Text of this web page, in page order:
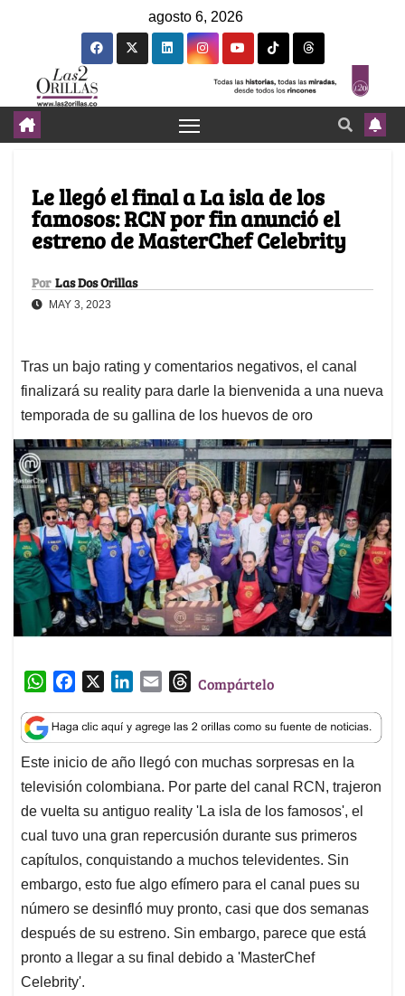
agosto 6, 2026
Le llegó el final a La isla de los
famosos: RCN por fin anunció el
estreno de MasterChef Celebrity
Por Las Dos Orillas
MAY 3, 2023
Tras un bajo rating y comentarios negativos, el canal
finalizará su reality para darle la bienvenida a una nueva
temporada de su gallina de los huevos de oro
W
a
t
s
A
p
p
c
e
b
o
o
k
n
k
e
d
I
n
a
i
l
T
r
e
a
d
s
Compártelo
Este inicio de año llegó con muchas sorpresas en la
televisión colombiana. Por parte del canal RCN, trajeron
de vuelta su antiguo reality 'La isla de los famosos', el
cual tuvo una gran repercusión durante sus primeros
capítulos, conquistando a muchos televidentes. Sin
embargo, esto fue algo efímero para el canal pues su
número se desinfló muy pronto, casi que dos semanas
después de su estreno. Sin embargo, parece que está
pronto a llegar a su final debido a 'MasterChef
Celebrity'.